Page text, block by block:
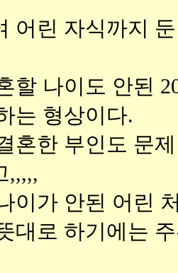
어린 자식까지
할 나이도 안된
는 형상이다.
혼한 부인도 문
,,,,,
이가 안된 어린
대로 하기에는